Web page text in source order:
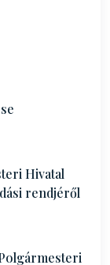
Hivatal
rendjéről